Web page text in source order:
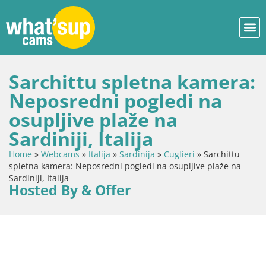
Sarchittu spletna kamera:
Neposredni pogledi na
osupljive plaže na
Sardiniji, Italija
Home » Webcams » Italija » Sardinija » Cuglieri » Sarchittu
spletna kamera: Neposredni pogledi na osupljive plaže na
Sardiniji, Italija
Hosted By & Offer